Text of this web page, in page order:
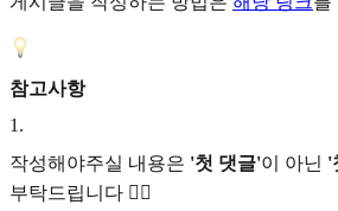
참고사항
1 .
작성해야주실 내용은 '첫 댓글'이 아닌 '
부탁드립니다 🙇‍♂️